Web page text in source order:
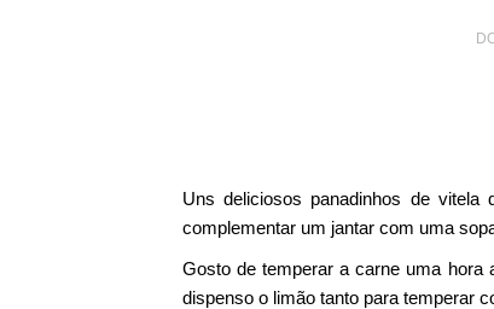
Uns deliciosos panadinhos de
complementar um jantar com uma
Gosto de temperar a carne uma hora
dispenso o limão tanto para temperar